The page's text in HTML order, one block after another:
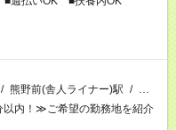
/ 熊野前(舎人ライナー)駅 / …
内！≫ご希望の勤務地を紹介